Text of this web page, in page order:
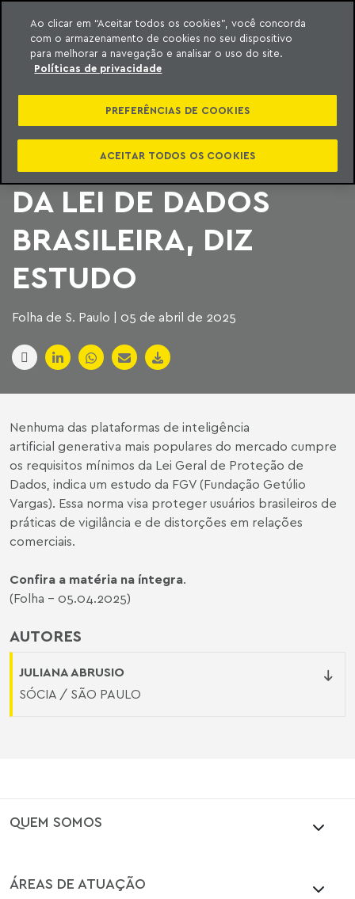
o conteúdo
Machado Meyer
NENHUMA
PLATAFORMA DE IA
CUMPRE REQUISITOS
DA LEI DE DADOS
BRASILEIRA, DIZ
ESTUDO
Folha de S. Paulo | 05 de abril de 2025
AUTORES
JULIANA ABRUSIO
SÓCIA / SÃO PAULO
Nenhuma das plataformas de inteligência
artificial generativa mais populares do mercado cumpre
os requisitos mínimos da Lei Geral de Proteção de
Dados, indica um estudo da FGV (Fundação Getúlio
Vargas). Essa norma visa proteger usuários brasileiros de
práticas de vigilância e de distorções em relações
comerciais.
Confira a matéria na íntegra.
(Folha - 05.04.2025)
QUEM SOMOS
ÁREAS DE ATUAÇÃO
Ao clicar em “Aceitar todos os cookies”, você concorda
com o armazenamento de cookies no seu dispositivo
para melhorar a navegação e analisar o uso do site.
Políticas de privacidade
PREFERÊNCIAS DE COOKIES
ACEITAR TODOS OS COOKIES